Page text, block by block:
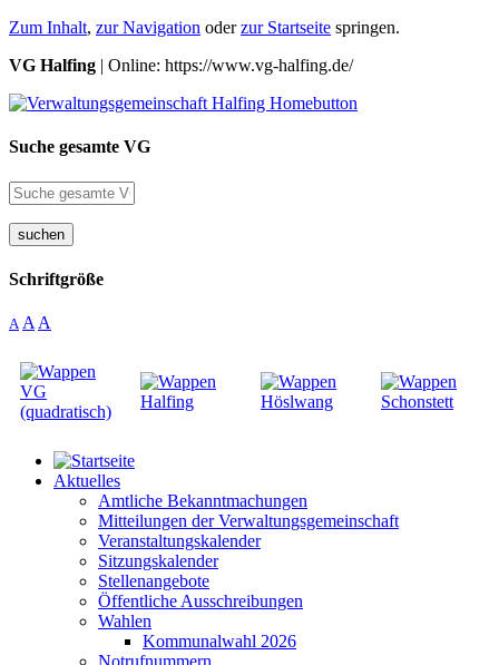
Zum Inhalt, zur Navigation oderzur Startseite springen.
VG Halfing | Online: https://www.vg-halfing.de/
Suche gesamte VG
suchen
Schriftgröße
A A A
Aktuelles
Amtliche Bekanntmachungen
Mitteilungen der Verwaltungsgemeinschaft
Veranstaltungskalender
Sitzungskalender
Stellenangebote
Öffentliche Ausschreibungen
Wahlen
Kommunalwahl 2026
Notrufnummern